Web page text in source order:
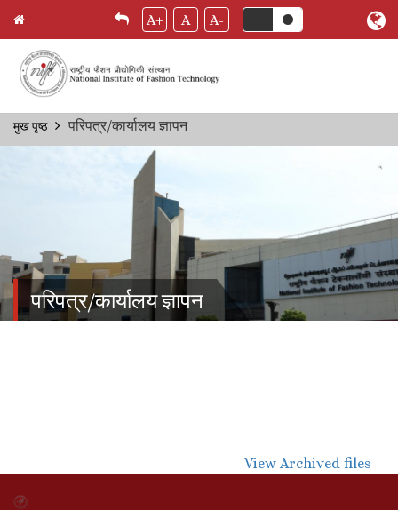
Skip
A+ A A-
Breadcrumb
मुख पृष्ठ परिपत्र/कार्यालय ज्ञापन
परिपत्र/कार्यालय ज्ञापन
View Archived files